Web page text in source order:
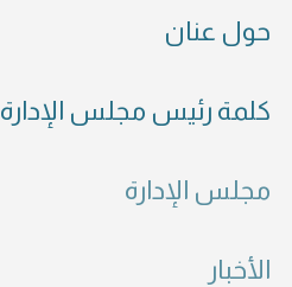
حول عنان
كلمة رئيس مجلس الإدارة
مجلس الإدارة
الأخبار